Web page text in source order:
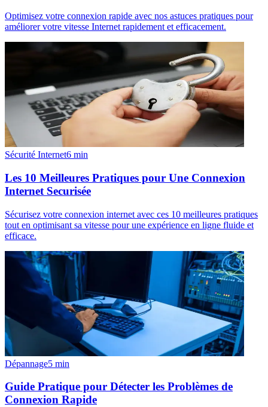
Optimisez votre connexion rapide avec nos astuces pratiques pour
améliorer votre vitesse Internet rapidement et efficacement.
Sécurité Internet6 min
Les 10 Meilleures Pratiques pour Une Connexion
Internet Securisée
Sécurisez votre connexion internet avec ces 10 meilleures pratiques
tout en optimisant sa vitesse pour une expérience en ligne fluide et
efficace.
Dépannage5 min
Guide Pratique pour Détecter les Problèmes de
Connexion Rapide